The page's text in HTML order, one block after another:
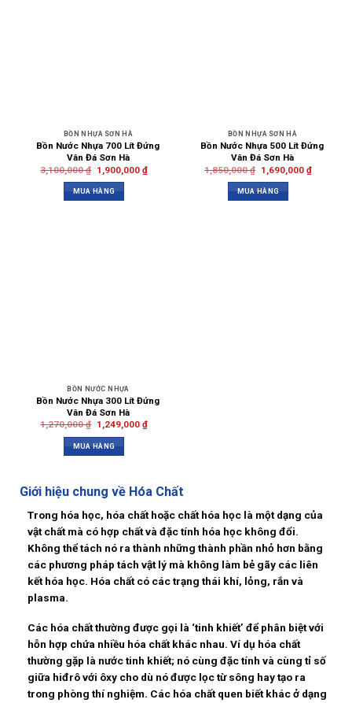
BỒN NHỰA SƠN HÀ
Bồn Nước Nhựa 700 Lít Đứng
Vân Đá Sơn Hà
3,100,000₫ 1,900,000 ₫
MUA HÀNG
BỒN NHỰA SƠN HÀ
Bồn Nước Nhựa 500 Lít Đứng
Vân Đá Sơn Hà
1,850,000₫ 1,690,000 ₫
MUA HÀNG
BỒN NƯỚC NHỰA
Bồn Nước Nhựa 300 Lít Đứng
Vân Đá Sơn Hà
1,270,000₫ 1,249,000 ₫
MUA HÀNG
Giới hiệu chung về Hóa Chất
Trong hóa học, hóa chất hoặc chất hóa học là một dạng của
vật chất mà có hợp chất và đặc tính hóa học không đổi.
Không thể tách nó ra thành những thành phần nhỏ hơn bằng
các phương pháp tách vật lý mà không làm bẻ gãy các liên
kết hóa học. Hóa chất có các trạng thái khí, lỏng, rắn và
plasma.
Các hóa chất thường được gọi là ‘tinh khiết’ để phân biệt với
hỗn hợp chứa nhiều hóa chất khác nhau. Ví dụ hóa chất
thường gặp là nước tinh khiết; nó cùng đặc tính và cùng tỉ số
giữa hiđrô với ôxy cho dù nó được lọc từ sông hay tạo ra
trong phòng thí nghiệm. Các hóa chất quen biết khác ở dạng